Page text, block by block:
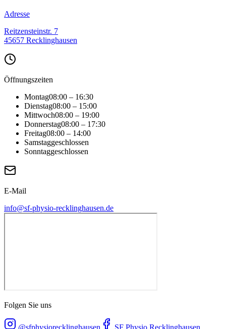
Adresse
Reitzensteinstr. 7
45657 Recklinghausen
Öffnungszeiten
Montag08:00 – 16:30
Dienstag08:00 – 15:00
Mittwoch08:00 – 19:00
Donnerstag08:00 – 17:30
Freitag08:00 – 14:00
Samstaggeschlossen
Sonntaggeschlossen
E-Mail
info@sf-physio-recklinghausen.de
Folgen Sie uns
@sfphysiorecklinghausen SF Physio Recklinghausen